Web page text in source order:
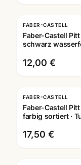
FABER-CASTELL
Faber-Castell
schwarz
12,00 €
FABER-CASTELL
Faber-Castell
farbig sortiert ·
17,50 €